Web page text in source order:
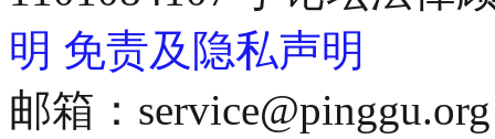
明 免责及隐私声明
邮箱：service@pinggu.org